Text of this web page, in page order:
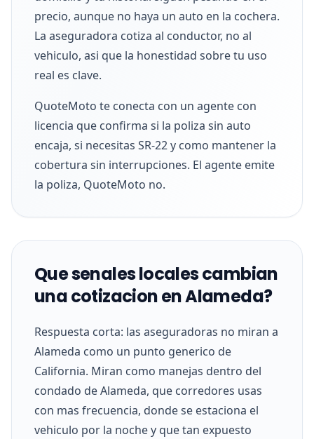
precio, aunque no haya un auto en la cochera.
La aseguradora cotiza al conductor, no al
vehiculo, asi que la honestidad sobre tu uso
real es clave.
QuoteMoto te conecta con un agente con
licencia que confirma si la poliza sin auto
encaja, si necesitas SR-22 y como mantener la
cobertura sin interrupciones. El agente emite
la poliza, QuoteMoto no.
Que senales locales cambian
una cotizacion en Alameda?
Respuesta corta: las aseguradoras no miran a
Alameda como un punto generico de
California. Miran como manejas dentro del
condado de Alameda, que corredores usas
con mas frecuencia, donde se estaciona el
vehiculo por la noche y que tan expuesto